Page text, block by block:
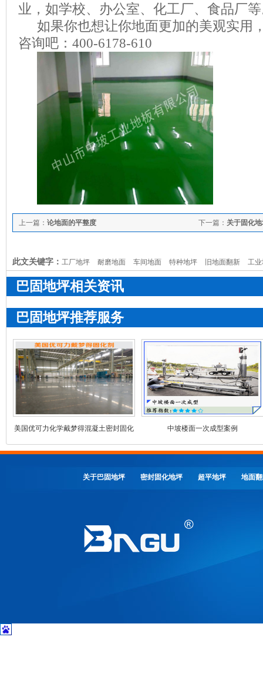
业，如学校、办公室、化工厂、食品厂
如果你也想让你地面更加的美观实用
咨询吧： 400-6178-610
下一篇： 关于固化
上一篇： 论地面的平整度
此文关键字： 工厂地坪 耐磨地面 车间地面 特种地坪 旧地面翻新 工
巴固地坪相关资讯
巴固地坪推荐服务
美国优可力化学戴梦得混凝土密封固化
剂
中坡楼面一次成型案例
关于巴固地坪 密封固化地坪 超平地坪 地面